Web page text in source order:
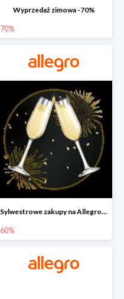
Wyprzedaż zimowa -70%
70%
Sylwestrowe zakupy na Allegro do -60%
60%